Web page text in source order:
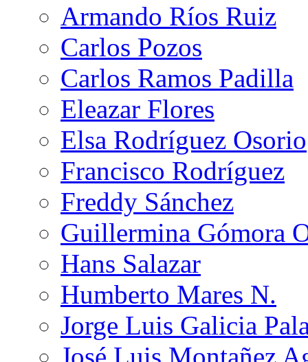
Armando Ríos Ruiz
Carlos Pozos
Carlos Ramos Padilla
Eleazar Flores
Elsa Rodríguez Osorio
Francisco Rodríguez
Freddy Sánchez
Guillermina Gómora
Hans Salazar
Humberto Mares N.
Jorge Luis Galicia
José Luis Montañez